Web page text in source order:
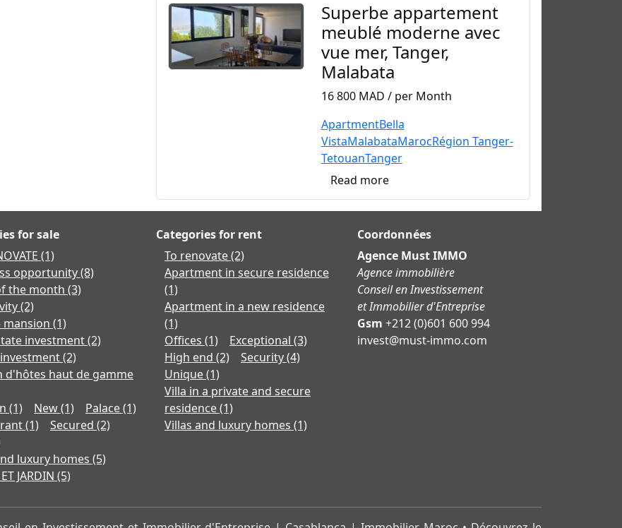
Superbe appartement
meublé moderne avec
vue mer, Tanger,
Malabata
16 800 MAD / per Month
ApartmentBella
VistaMalabataMarocRégion Tanger-
TetouanTanger
Read more
for sale
(1)
opportunity(8)
the month (3)
(2)
mansion (1)
investment(2)
(2)
d'hôtes haut de gamme
(1) New(1) Palace(1)
(1) Secured (2)
luxury homes (5)
JARDIN (5)
Categories for rent
To renovate(2)
Apartment in secure residence
(1)
Apartment in a new residence
(1)
Offices (1) Exceptional (3)
High end (2) Security(4)
Unique(1)
Villa in a private and secure
residence(1)
Villas and luxury homes (1)
Coordonnées
Agence Must IMMO
Agence immobilière
Conseil en Investissement
et Immobilier d'Entreprise
Gsm +212 (0)601 600 994
moc.ommi-tsum@tsevni